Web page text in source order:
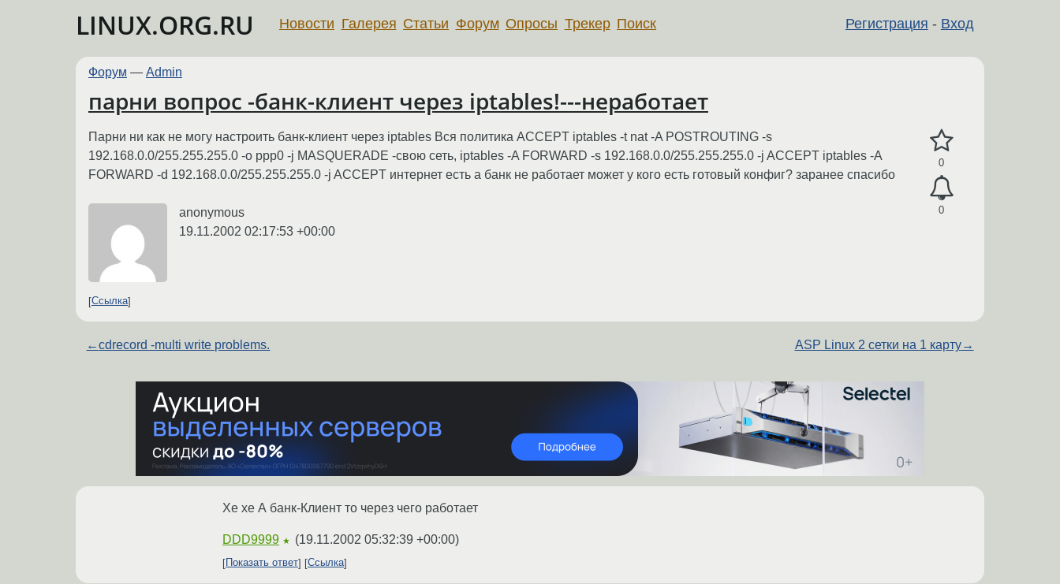
LINUX.ORG.RU Регистрация - Вход
Новости Галерея Статьи Форум Опросы Трекер Поиск
Форум — Admin
парни вопрос -банк-клиент через iptables!---неработает
0
0
Парни ни как не могу настроить банк-клиент через iptables Вся политика ACCEPT iptables -t nat -A POSTROUTING -s
192.168.0.0/255.255.255.0 -o ppp0 -j MASQUERADE -свою сеть, iptables -A FORWARD -s 192.168.0.0/255.255.255.0 -j ACCEPT iptables -A
FORWARD -d 192.168.0.0/255.255.255.0 -j ACCEPT интернет есть а банк не работает может у кого есть готовый конфиг? заранее спасибо
anonymous
19.11.2002 02:17:53 +00:00
Ссылка
←cdrecord -multi write problems. ASP Linux 2 сетки на 1 карту→
Хе хе А банк-Клиент то через чего работает
DDD9999 ★ (19.11.2002 05:32:39 +00:00)
Показать ответ Ссылка